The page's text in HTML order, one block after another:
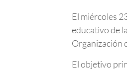
El miércoles
educativo de
Organización
El objetivo